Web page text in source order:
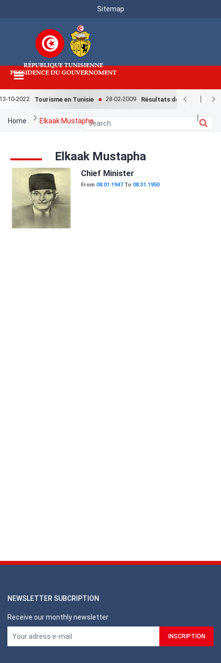
Menu
Sitemap
10-2022 Tourisme en Tunisie 28-02-2009 Résultats de l'enquête
Breadcrumb
Home Elkaak Mustapha
Elkaak Mustapha
Chief Minister
From 08.01.1947 To 08.31.1950
NEWSLETTER SUBCRIPTION
Receive our monthly newsletter